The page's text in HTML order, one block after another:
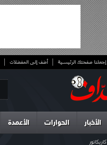
إجعلنا صفحتك الرئيسية أضف إلى المفضلات
الأخبار الحوارات الأعمدة
كاريكاتور